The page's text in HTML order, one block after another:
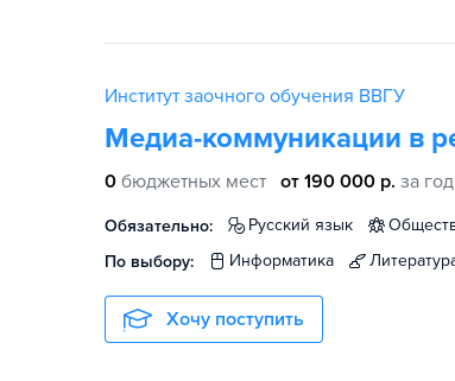
Институт заочного обучения ВВГУ
Медиа-коммуникации в
0 бюджетных мест от 190 000 р. за год
Обязательно: русский язык
По выбору:
информатика
Хочу поступить